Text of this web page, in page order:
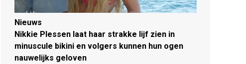
Nieuws
Nikkie Plessen laat haar strakke lijf zien in
minuscule bikini en volgers kunnen hun ogen
nauwelijks geloven